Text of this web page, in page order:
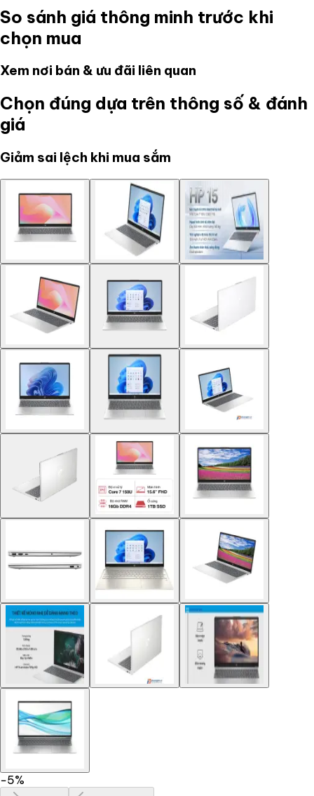
So sánh giá thông minh trước khi
chọn mua
Xem nơi bán & ưu đãi liên quan
Chọn đúng dựa trên thông số & đánh
giá
Giảm sai lệch khi mua sắm
−5%